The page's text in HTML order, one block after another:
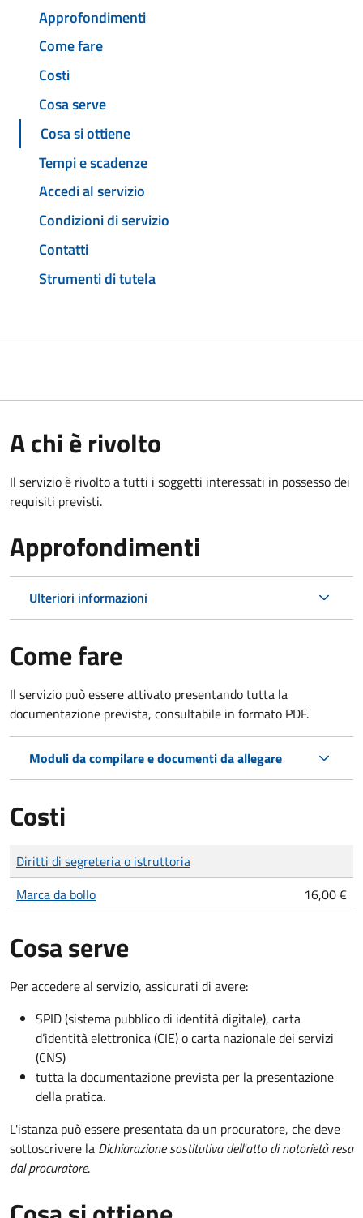
Approfondimenti
Come fare
Costi
Cosa serve
Cosa si ottiene
Tempi e scadenze
Accedi al servizio
Condizioni di servizio
Contatti
Strumenti di tutela
A chi è rivolto
Il servizio è rivolto a tutti i soggetti interessati in possesso dei
requisiti previsti.
Approfondimenti
Ulteriori informazioni
Come fare
Il servizio può essere attivato presentando tutta la
documentazione prevista, consultabile in formato PDF.
Moduli da compilare e documenti da allegare
Costi
Tipo di pagamento
Importo
Diritti di segreteria o istruttoria
Marca da bollo
16,00 €
Cosa serve
Per accedere al servizio, assicurati di avere:
SPID (sistema pubblico di identità digitale), carta
d’identità elettronica (CIE) o carta nazionale dei servizi
(CNS)
tutta la documentazione prevista per la presentazione
della pratica.
L'istanza può essere presentata da un procuratore, che deve
sottoscrivere la Dichiarazione sostitutiva dell'atto di notorietà resa
dal procuratore.